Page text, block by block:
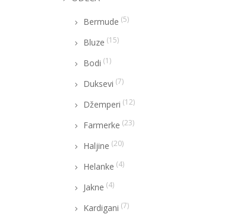
Bermude (5)
Bluze (15)
Bodi (1)
Duksevi (7)
Džemperi (12)
Farmerke (23)
Haljine (20)
Helanke (4)
Jakne (4)
Kardigani (7)